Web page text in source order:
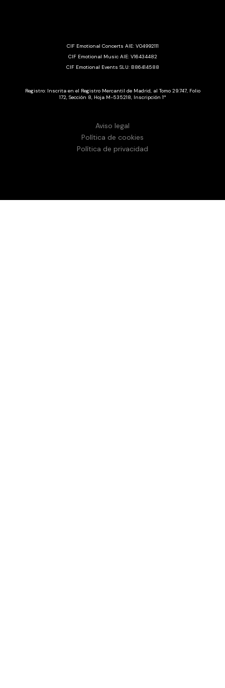
CIF Emotional Concerts AIE: V04992111
CIF Emotional Music AIE: V16434482
CIF Emotional Events SLU: B86414588
Registro: Inscrita en el Registro Mercantil de Madrid, al Tomo 29.747, Folio
172, Sección 8, Hoja M-535218, Inscripción 1ª
Aviso legal
Política de cookies
Política de privacidad